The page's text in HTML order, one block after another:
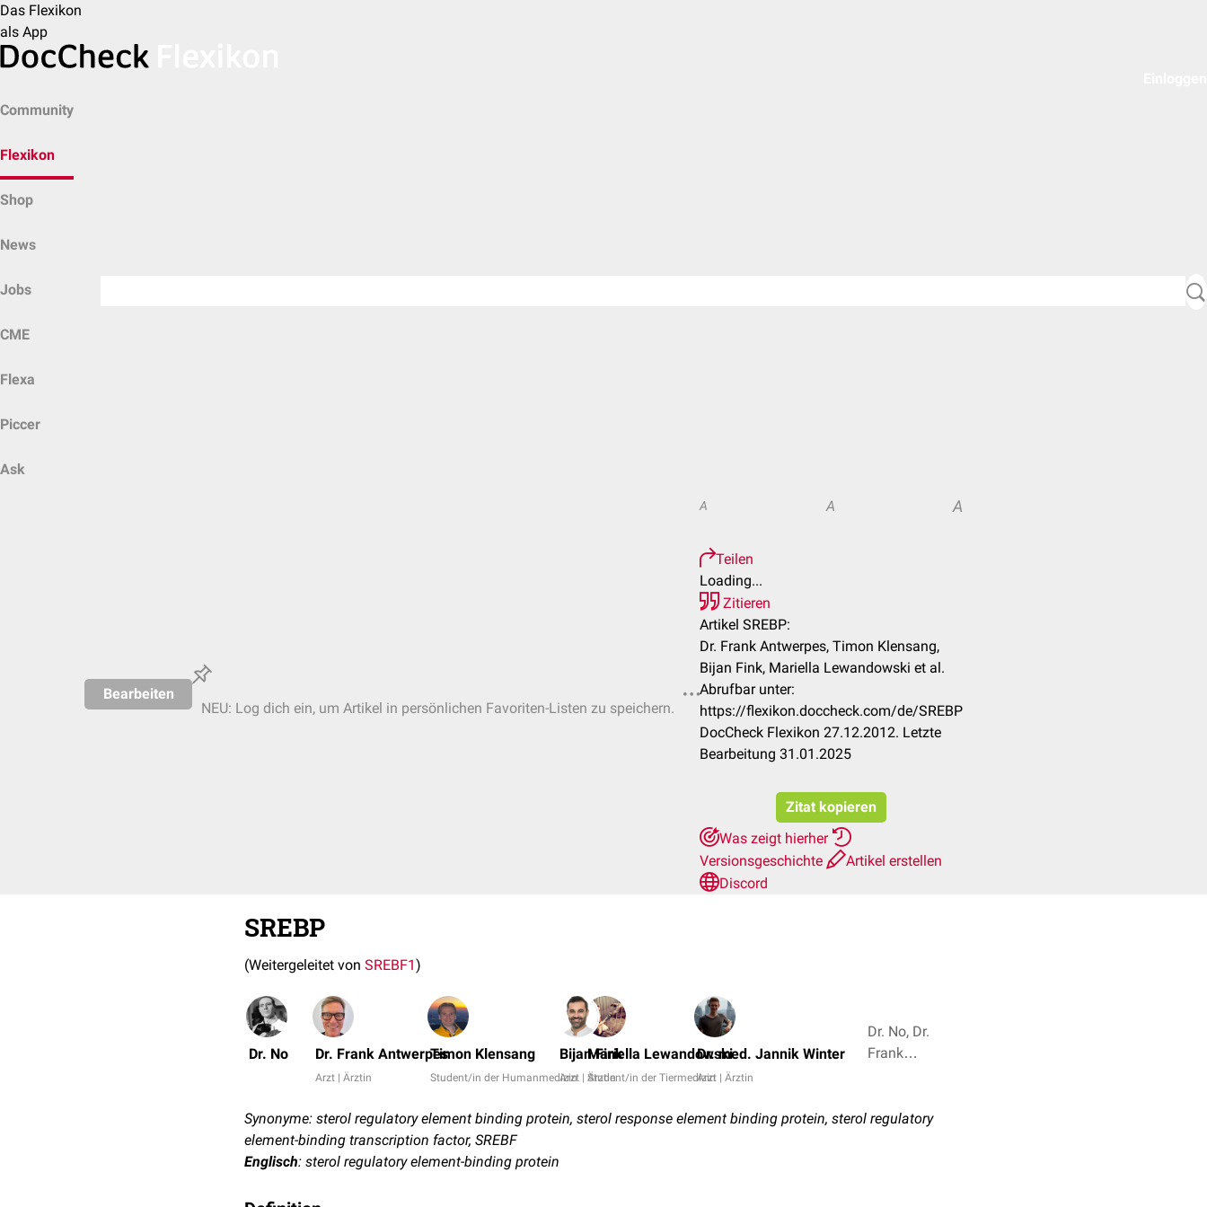
Das Flexikon
als App
Community
Flexikon
Shop
News
Jobs
CME
Flexa
Piccer
Ask
Bearbeiten
NEU: Log dich ein, um Artikel in persönlichen Favoriten-Listen zu speichern.
A A A
Teilen
Loading...
Zitieren
Artikel SREBP:
Dr. Frank Antwerpes, Timon Klensang,
Bijan Fink, Mariella Lewandowski et al.
Abrufbar unter:
https://flexikon.doccheck.com/de/SREBP
DocCheck Flexikon 27.12.2012. Letzte
Bearbeitung 31.01.2025
Zitat kopieren
Was zeigt hierher
Versionsgeschichte
Artikel erstellen
Discord
SREBP
(Weitergeleitet von SREBF1)
Dr. No Dr. Frank Antwerpes
Arzt | Ärztin
Timon Klensang
Student/in der Humanmedizin
Bijan Fink
Arzt | Ärztin
Mariella Lewandowski
Student/in der Tiermedizin
Dr. med. Jannik Winter
Arzt | Ärztin
Dr. No, Dr.
Frank
Synonyme: sterol regulatory element binding protein, sterol response element binding protein, sterol regulatory
element-binding transcription factor, SREBF
Englisch: sterol regulatory element-binding protein